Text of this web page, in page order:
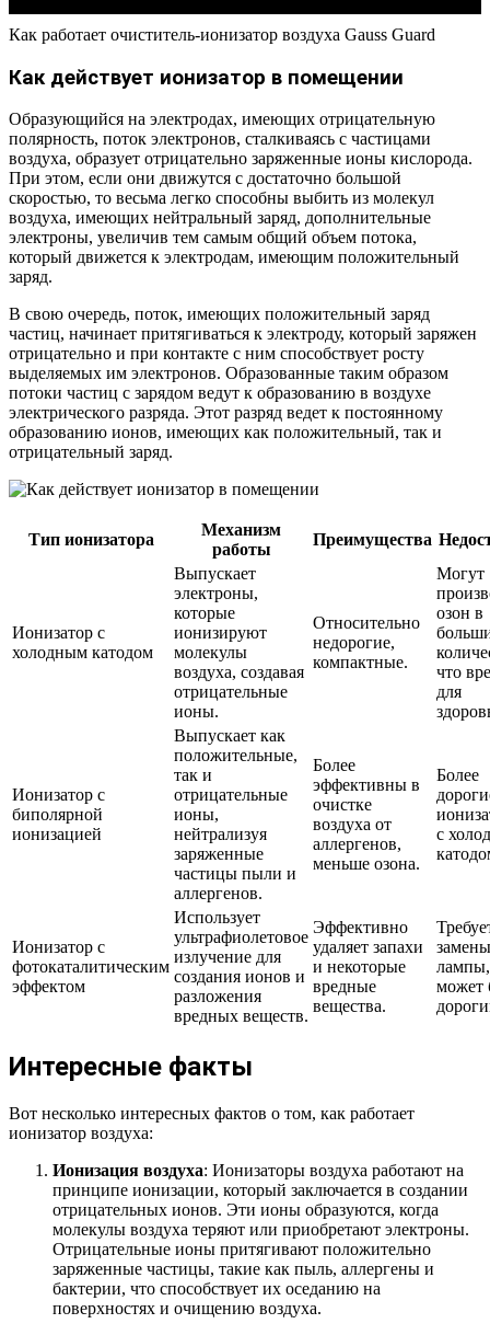
Как работает очиститель-ионизатор воздуха Gauss Guard
Как действует ионизатор в помещении
Образующийся на электродах, имеющих отрицательную
полярность, поток электронов, сталкиваясь с частицами
воздуха, образует отрицательно заряженные ионы кислорода.
При этом, если они движутся с достаточно большой
скоростью, то весьма легко способны выбить из молекул
воздуха, имеющих нейтральный заряд, дополнительные
электроны, увеличив тем самым общий объем потока,
который движется к электродам, имеющим положительный
заряд.
В свою очередь, поток, имеющих положительный заряд
частиц, начинает притягиваться к электроду, который заряжен
отрицательно и при контакте с ним способствует росту
выделяемых им электронов. Образованные таким образом
потоки частиц с зарядом ведут к образованию в воздухе
электрического разряда. Этот разряд ведет к постоянному
образованию ионов, имеющих как положительный, так и
отрицательный заряд.
Тип ионизатора
Механизм
работы
Преимущества
Ионизатор с
холодным катодом
Выпускает
электроны,
которые
ионизируют
молекулы
воздуха, создавая
отрицательные
ионы.
Относительно
недорогие,
компактные.
Могут
озон в
что
для
Ионизатор с
биполярной
ионизацией
Выпускает как
положительные,
так и
отрицательные
ионы,
нейтрализуя
заряженные
частицы пыли и
аллергенов.
Более
эффективны в
очистке
воздуха от
аллергенов,
меньше озона.
Более
с
Ионизатор с
фотокаталитическим
эффектом
Использует
ультрафиолетовое
излучение для
создания ионов и
разложения
вредных веществ.
Эффективно
удаляет запахи
и некоторые
вредные
вещества.
лампы,
может
Интересные факты
Вот несколько интересных фактов о том, как работает
ионизатор воздуха:
Ионизация воздуха: Ионизаторы воздуха работают на
принципе ионизации, который заключается в создании
отрицательных ионов. Эти ионы образуются, когда
молекулы воздуха теряют или приобретают электроны.
Отрицательные ионы притягивают положительно
заряженные частицы, такие как пыль, аллергены и
бактерии, что способствует их оседанию на
поверхностях и очищению воздуха.